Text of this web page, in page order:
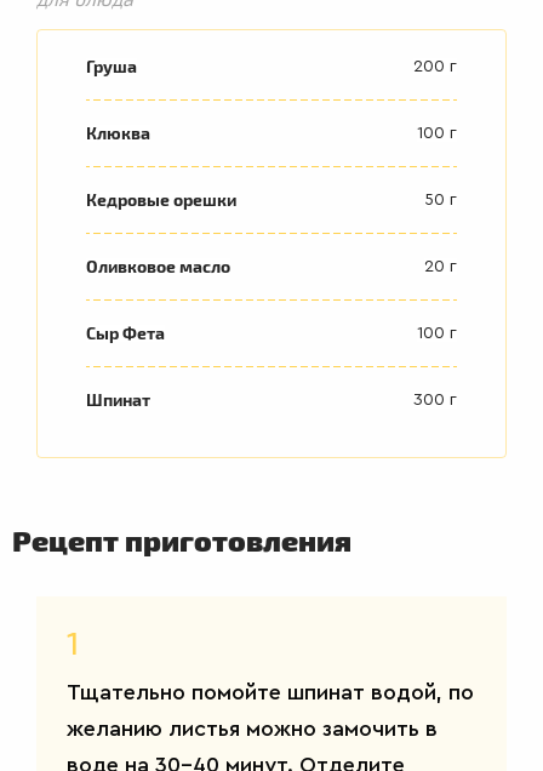
Груша 200 г
Клюква 100 г
Кедровые орешки 50 г
Оливковое масло 20 г
Сыр Фета 100 г
Шпинат 300 г
Рецепт приготовления
1
Тщательно помойте шпинат водой, по
желанию листья можно замочить в
воде на 30-40 минут. Отделите